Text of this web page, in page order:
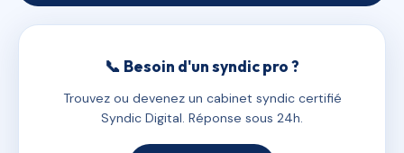
📞 Besoin d'un syndic pro ?
Trouvez ou devenez un cabinet syndic certifié
Syndic Digital. Réponse sous 24h.